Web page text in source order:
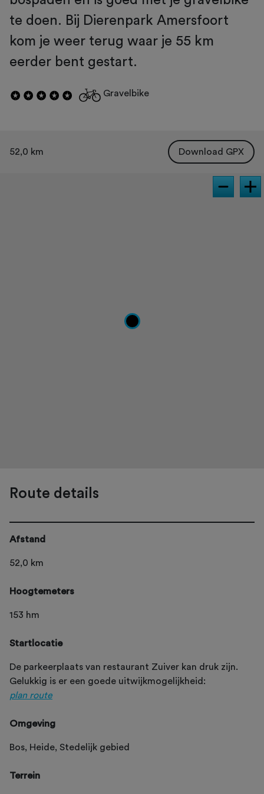
te doen. Bij Dierenpark Amersfoort
kom je weer terug waar je 55 km
eerder bent gestart.
Gravelbike
52,0 km Download GPX
Route details
Afstand
52,0 km
Hoogtemeters
153 hm
Startlocatie
De parkeerplaats van restaurant Zuiver kan druk zijn.
Gelukkig is er een goede uitwijkmogelijkheid:
plan route
Omgeving
Bos, Heide, Stedelijk gebied
Terrein